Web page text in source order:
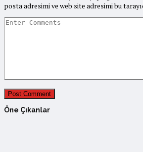
posta adresimi ve web site adresimi bu
Öne Çıkanlar